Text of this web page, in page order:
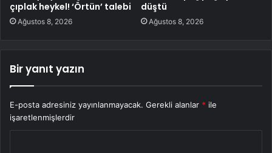
çıplak heykel! ‘Örtün’ talebi
Ağustos 8, 2026
düştü
Ağustos 8, 2026
Bir yanıt yazın
E-posta adresiniz yayınlanmayacak. Gerekli alanlar * ile
işaretlenmişlerdir